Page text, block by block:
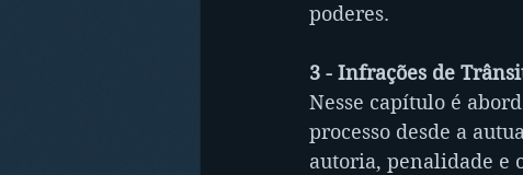
poderes.
3 - Infrações de
Nesse capítulo é
processo desde a
autoria, penalidade e